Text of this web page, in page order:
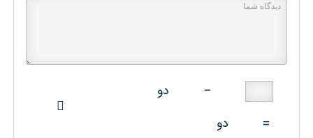
−
دو
=
دو